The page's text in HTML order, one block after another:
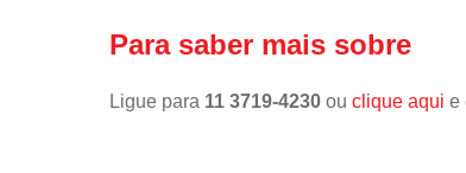
Para saber mais sobre
Ligue para 11 3719-4230 ou clique aqui e